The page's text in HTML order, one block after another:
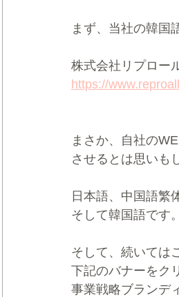
まず、当社の韓国
株式会社リプロー
https://
まさか、自社の
させるとは思いも
日本語、中国語繁
そして韓国語です。
そして、続いては
下記のバナーをク
事業戦略ブランデ